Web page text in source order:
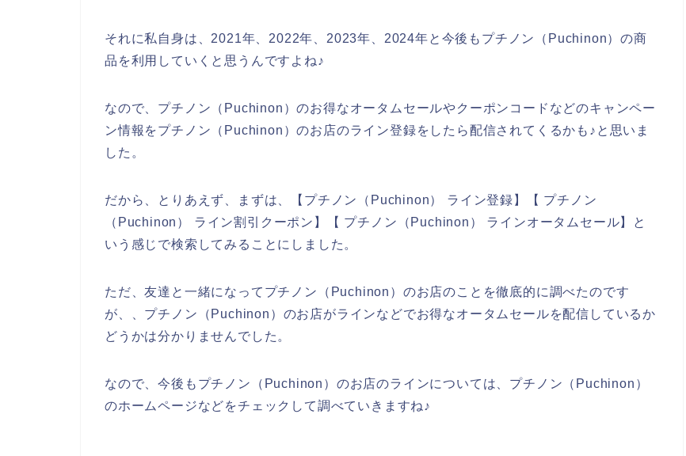
それに私自身は、2021年、2022年、2023年、2024年と今後もプチノン（Puchinon）の商
品を利用していくと思うんですよね♪
なので、プチノン（Puchinon）のお得なオータムセールやクーポンコードなどのキャンペー
ン情報をプチノン（Puchinon）のお店のライン登録をしたら配信されてくるかも♪と思いま
した。
だから、とりあえず、まずは、【プチノン（Puchinon） ライン登録】【 プチノン
（Puchinon） ライン割引クーポン】【 プチノン（Puchinon） ラインオータムセール】と
いう感じで検索してみることにしました。
ただ、友達と一緒になってプチノン（Puchinon）のお店のことを徹底的に調べたのです
が、、プチノン（Puchinon）のお店がラインなどでお得なオータムセールを配信しているか
どうかは分かりませんでした。
なので、今後もプチノン（Puchinon）のお店のラインについては、プチノン（Puchinon）
のホームページなどをチェックして調べていきますね♪